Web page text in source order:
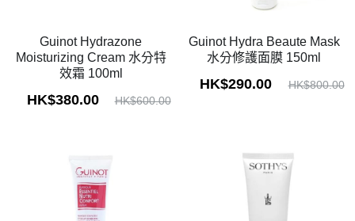
Guinot Hydrazone
Moisturizing Cream 水分特
效霜 100ml
HK$380.00 HK$600.00
Guinot Hydra Beaute Mask
水分修護面膜 150ml
HK$290.00 HK$800.00